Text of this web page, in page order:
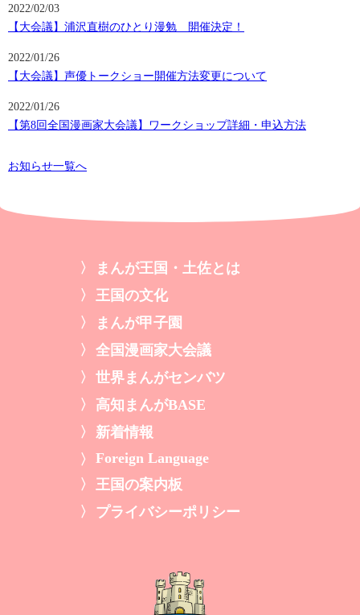
2022/02/03
【大会議】浦沢直樹のひとり漫勉 開催決定！
2022/01/26
【大会議】声優トークショー開催方法変更について
2022/01/26
【第8回全国漫画家大会議】ワークショップ詳細・申込方法
お知らせ一覧へ
まんが王国・土佐とは
王国の文化
まんが甲子園
全国漫画家大会議
世界まんがセンバツ
高知まんがBASE
新着情報
Foreign Language
王国の案内板
プライバシーポリシー